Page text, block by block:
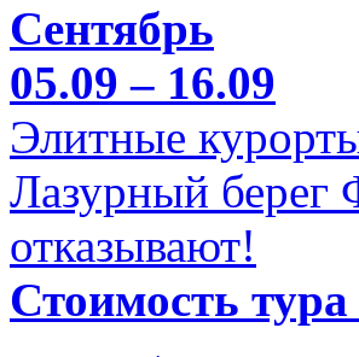
Сентябрь
05.09 – 16.09
Элитные
Лазурный берег
отказывают!
Стоимость